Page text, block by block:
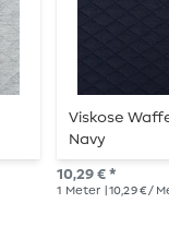
Viskose
Navy
10,29 € *
1 Meter | 10,29 € /